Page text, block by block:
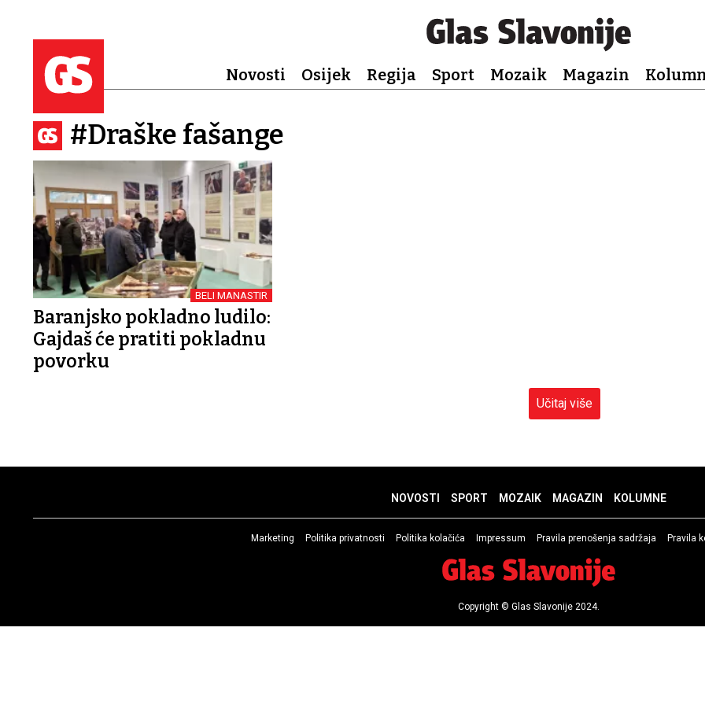
Novosti Osijek Regija Sport Mozaik Magazin
#Draške fašange
BELI MANASTIR
Baranjsko pokladno ludilo:
Gajdaš će pratiti pokladnu
povorku
Učitaj više
NOVOSTI SPORT MOZAIK MAGAZIN KOLUMNE
Marketing Politika privatnosti Politika kolačića Impressum Pravila prenošenja sadržaja Pravila
Copyright © Glas Slavonije 2024.